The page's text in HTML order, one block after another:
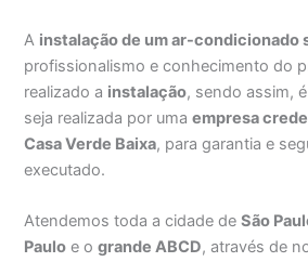
A instalação de um ar-condicionado
profissionalismo e conhecimento do
realizado a instalação, sendo assim,
seja realizada por umaempresa
Casa Verde Baixa, para garantia e
executado.
Atendemos toda a cidade deSão
Paulo e ogrande ABCD, através de